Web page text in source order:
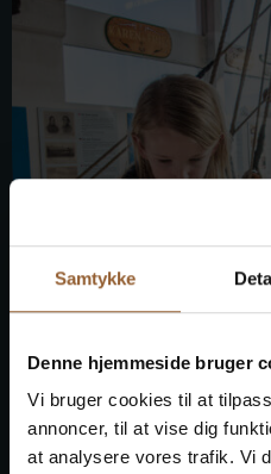
Samtykke
Denne hjemmeside bruger
Vi bruger cookies til at
annoncer, til at vise dig
at analysere vores trafik. Vi